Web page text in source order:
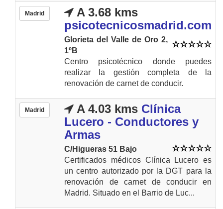
Madrid
A 3.68 kms
psicotecnicosmadrid.com
Glorieta del Valle de Oro 2,
1ºB
Centro psicotécnico donde puedes
realizar la gestión completa de la
renovación de carnet de conducir.
Madrid A 4.03 kms Clínica
Lucero - Conductores y
Armas
C/Higueras 51 Bajo
Certificados médicos Clínica Lucero es
un centro autorizado por la DGT para la
renovación de carnet de conducir en
Madrid. Situado en el Barrio de Luc...